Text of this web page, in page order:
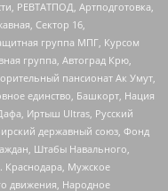
РЕВТАТПОД, Артподготовка,
Сектор 16,
группа МПГ, Курсом
группа, Автоград Крю,
пансионат Ак Умут,
единство, Башкорт, Нация
Иртыш Ultras, Русский
державный союз, Фонд
Штабы Навального,
Краснодара, Мужское
движения, Народное